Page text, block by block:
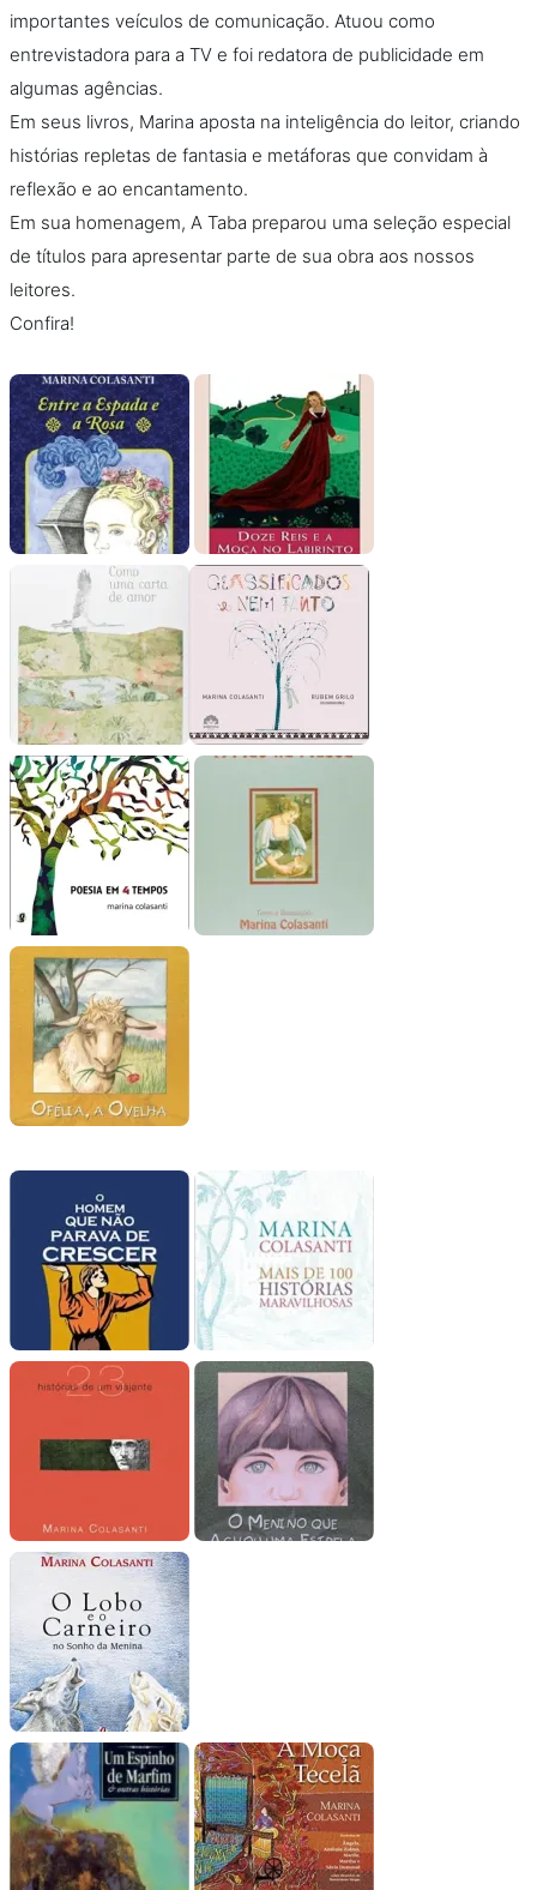
importantes veículos de comunicação. Atuou como
entrevistadora para a TV e foi redatora de publicidade em
algumas agências.
Em seus livros, Marina aposta na inteligência do leitor, criando
histórias repletas de fantasia e metáforas que convidam à
reflexão e ao encantamento.
Em sua homenagem, A Taba preparou uma seleção especial
de títulos para apresentar parte de sua obra aos nossos
leitores.
Confira!